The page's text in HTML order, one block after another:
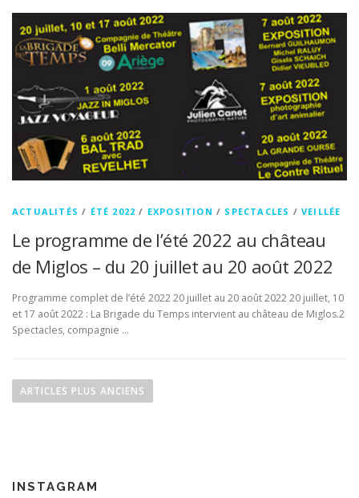
ACTUALITÉS / ÉTÉ 2022 / EXPOSITION / SPECTACLES /VEILLÉE
Le programme de l’été 2022 au château
de Miglos – du 20 juillet au 20 août 2022
Programme complet de l’été 2022 20 juillet au 20 août 2022 20 juillet, 10
et 17 août 2022 : La Brigade du Temps intervient au château de Miglos.2
Spectacles, compagnie …
aARTICLES PLUS ANCIENS
INSTAGRAM